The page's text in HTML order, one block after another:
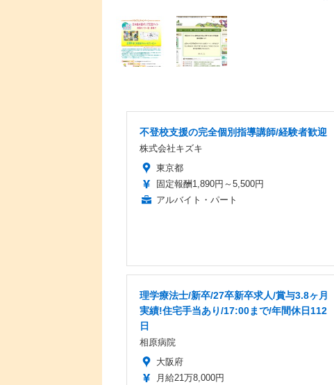
不登校支援の完全個別指導講師/経験者歓迎
株式会社キズキ
東京都
固定報酬1,890円～5,500円
アルバイト・パート
理学療法士/新卒/27卒新卒求人/賞与3.8ヶ月
実績!住宅手当あり/17:00まで/年間休日112
日
相原病院
大阪府
月給21万8,000円